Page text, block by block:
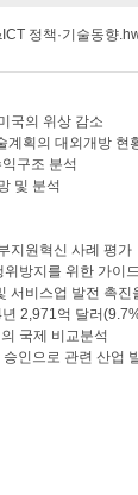
정책·기술동향
국의 위상 감소
계획의 대외개방 현
구조 분석
및 분석
지원혁신 사례 평가
방지를 위한 가이
서비스업 발전 촉진
2,971억 달러
국제 비교분석
인으로 관련 산업